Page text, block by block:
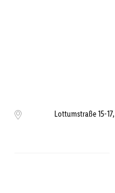
Lottumstraße 15-17,